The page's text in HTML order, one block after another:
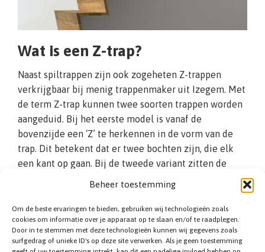
Beheer toestemming
Om de beste ervaringen te bieden, gebruiken wij technologieën zoals
cookies om informatie over je apparaat op te slaan en/of te raadplegen.
Door in te stemmen met deze technologieën kunnen wij gegevens zoals
surfgedrag of unieke ID's op deze site verwerken. Als je geen toestemming
Wat is een Z-trap?
Naast spiltrappen zijn ook zogeheten Z-trappen
verkrijgbaar bij menig trappenmaker uit Izegem. Met
de term Z-trap kunnen twee soorten trappen worden
aangeduid. Bij het eerste model is vanaf de
bovenzijde een ‘Z’ te herkennen in de vorm van de
trap. Dit betekent dat er twee bochten zijn, die elk
een kant op gaan. Bij de tweede variant zitten de
traptreden in een Z met elkaar verbonden, doordat de
hoek zijn geplaatst. Het voordeel hiervan is dat u zo
een veiligere looplijn creëert. In de eerste variant
zorgt u voor een zo efficiënt mogelijk ruimte